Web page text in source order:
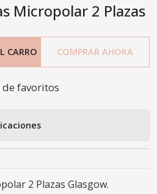
Micropolar 2 Plazas
CARRO COMPRAR AHORA
favoritos
2 Plazas Glasgow.